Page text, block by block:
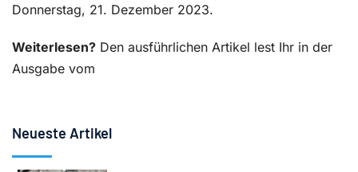
Donnerstag, 21. Dezember 2023.
Weiterlesen? Den ausführlichen Artikel lest Ihr in der
Ausgabe vom
Neueste Artikel